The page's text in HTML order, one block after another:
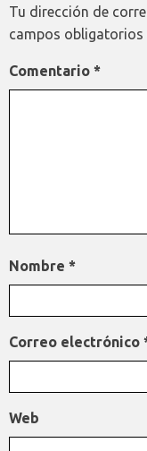
Tu dirección de
campos
Comentario *
Nombre *
Correo electrónico
Web